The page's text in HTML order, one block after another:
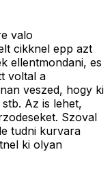
valo
cikknel epp azt
ellentmondani, es
voltal a
veszed, hogy ki
Az is lehet,
Szoval
tudni kurvara
ki olyan